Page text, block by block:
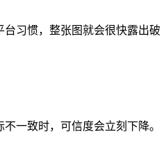
习惯，整张图就会很快露出破
一致时，可信度会立刻下降。